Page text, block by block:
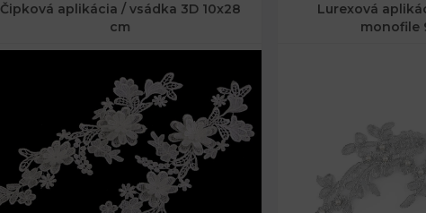
Čipková aplikácia / vsádka 3D 10x28
cm
Lurexová
monofile